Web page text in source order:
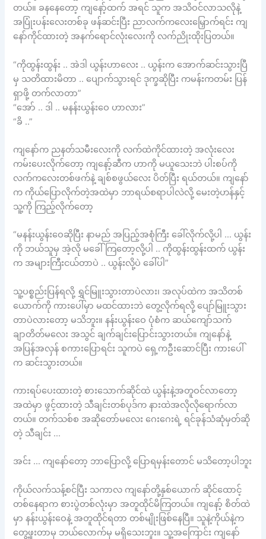
တယ်။ ခနနေတော့ ကျနော့်ထက် အရင် သူက အသိဝင်လာသလိုနဲ့
အပြုံးပန်းလေးတစ်ခု ဖန်ဆင်းပြီး ညာလက်ကလေးမြှောက်ရင်း ကျ
နော်ကိုင်ထားတဲ့ အနက်ရောင်လုံးလေးကို လက်ညိုးထိုးပြတယ်။
“ကိုထွန်းထွန်း .. အဲဒါ ယွန်းဟာလေး .. ယွန်းက အောက်ဆင်းသွားပြီ
မှ သတိထားမိတာ .. ပျောက်သွားရင် ဒုက္ခဆိုပြီး ကမန်းကတမ်း ပြန်
ရှာဖို့ တက်လာတာ”
“အော် .. ဒါ .. မနန်းယွန်းဝေ ဟာလား”
“ခိ ..”
ကျနော်က ညနတ်သမီးလေးကို လက်ထဲကိုင်ထားတဲ့ အလုံးလေး
ကမ်းပေးလိုက်တော့ ကျနော့်ဆီက ဟာကို မယူသေးဘဲ ပါးစပ်ကို
လက်ကလေးတစ်ဖက်နဲ့ ချစ်စဖွယ်လေး ပိတ်ပြီး ရယ်တယ်။ ကျနော်
က ကိုယ်ပြောလိုက်တဲ့အထဲမှာ ဘာရယ်စရာပါလဲလို့ မေးတဲ့ဟန်နှင့်
သူ့ကို ကြည့်လိုက်တော့
“မနန်းယွန်းဝေဆိုပြီး နာမည် အပြည့်အစုံကြီး ခေါ်လိုက်လို့ပါ … ယွန်း
ကို ဘယ်သူမှ အဲ့လို မခေါ်ကြတော့လို့ပါ .. ကိုထွန်းထွန်းထက် ယွန်း
က အများကြီးငယ်တာပဲ .. ယွန်းလို့ပဲ ခေါ်ပါ”
သူ့ပစ္စည်းပြန်ရလို့ ရွှင်မြူးသွားတာပဲလား၊ အလုပ်ထဲက အသိတစ်
ယောက်ကို ကားပေါ်မှာ မထင်ထားဘဲ တွေ့လိုက်ရလို့ ပျော်မြူးသွား
တာပဲလားတော့ မသိဘူး။ နန်းယွန်းဝေ ပုံစံက ဆယ်ကျော်သက်
ချာတိတ်မလေး အသွင် ချက်ချင်းပြောင်းသွားတယ်။ ကျနော်နဲ့
အပြန်အလှန် စကားပြောရင်း သူကပဲ ရှေ့ကဦးဆောင်ပြီး ကားပေါ်
က ဆင်းသွားတယ်။
ကားရပ်ပေးထားတဲ့ စားသောက်ဆိုင်ထဲ ယွန်းနဲ့အတူဝင်လာတော့
အထဲမှာ ဖွင့်ထားတဲ့ သီချင်းတစ်ပုဒ်က နားထဲအလိုလိုရောက်လာ
တယ်။ တက်သစ်စ အဆိုတော်မလေး ဂေးဂေးရဲ့ ရင်ခုန်သံဆုံမှတ်ဆို
တဲ့ သီချင်း …
အင်း … ကျနော်တော့ ဘာပြောလို့ ပြောရမှန်းတောင် မသိတော့ပါဘူး
ကိုယ်လက်သန့်စင်ပြီး သကာလ ကျနော်တို့နှစ်ယောက် ဆိုင်ထောင့်
တစ်နေရာက စားပွဲတစ်လုံးမှာ အတူထိုင်မိကြတယ်။ ကျနော့် စိတ်ထဲ
မှာ နန်းယွန်းဝေနဲ့ အတူထိုင်ရတာ တစ်မျိုးဖြစ်နေပြီ။ သူနဲ့ကိုယ်နဲ့က
တွေ့ဖူးတာမှ ဘယ်လောက်မှ မရှိသေးဘူး။ သူ့အကြောင်း ကျနော်